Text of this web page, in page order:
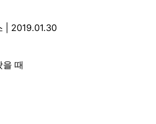
| 2019.01.30
을 때